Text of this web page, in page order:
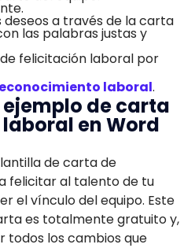
a través de la carta
las palabras justas y
felicitación laboral por
laboral.
de carta
en Word
de carta de
felicitar al talento de tu
el vínculo del equipo. Este
es totalmente gratuito y,
todos los cambios que